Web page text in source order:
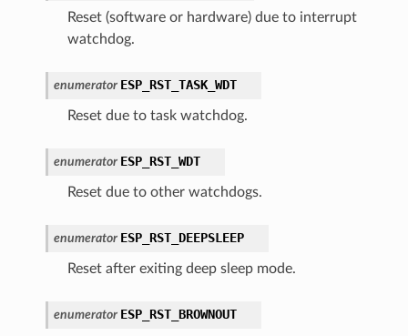
Reset (software or hardware) due to interrupt
watchdog.
enumerator ESP_RST_TASK_WDT
Reset due to task watchdog.
enumerator ESP_RST_WDT
Reset due to other watchdogs.
enumerator ESP_RST_DEEPSLEEP
Reset after exiting deep sleep mode.
enumerator ESP_RST_BROWNOUT